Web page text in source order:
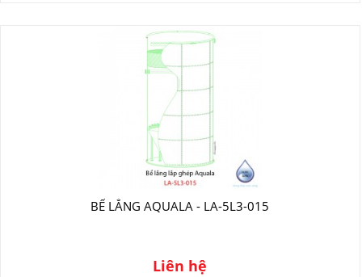
BỂ LẮNG AQUALA - LA-5L3-015
Liên hệ